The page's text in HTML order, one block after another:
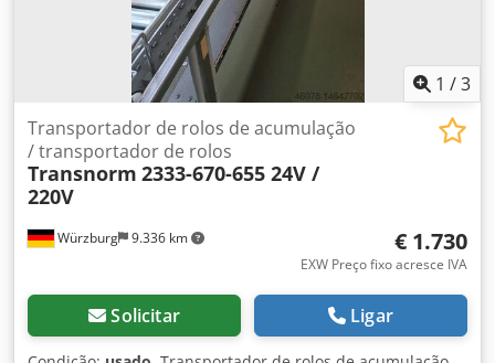
1 /3
Würzburg 9.336 km
Transportador de rolos de acumulação
/ transportador de rolos
Transnorm 2333-670-655 24V /
220V
€ 1.730
EXW Preço fixo acresce IVA
Solicitar Ligar